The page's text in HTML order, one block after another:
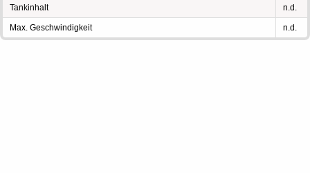
Tankinhalt n.d.
Max. Geschwindigkeit n.d.